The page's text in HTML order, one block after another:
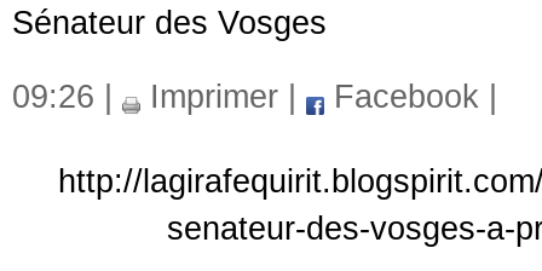
Sénateur des Vosges
09:26 | Imprimer Facebook
http://
senateur-des-vosges-a-